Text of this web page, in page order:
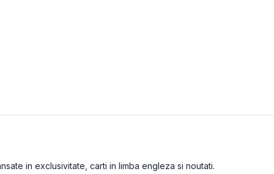
in exclusivitate, carti in limba engleza si noutati.